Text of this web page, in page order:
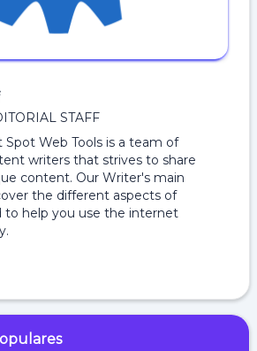
STAFF
Spot Web Tools is a team of
writers that strives to share
content. Our Writer's main
the different aspects of
to help you use the internet